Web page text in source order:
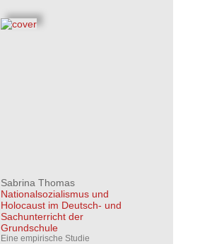
Sabrina Thomas
Nationalsozialismus und
Holocaust im Deutsch- und
Sachunterricht der
Grundschule
Eine empirische Studie